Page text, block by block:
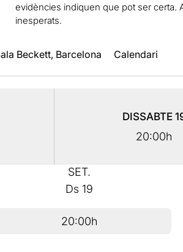
evidències indiquen que pot ser certa.
inesperats.
Beckett, Barcelona Calendari
DISSABTE
20:00h
SET.
Ds19
20:00h